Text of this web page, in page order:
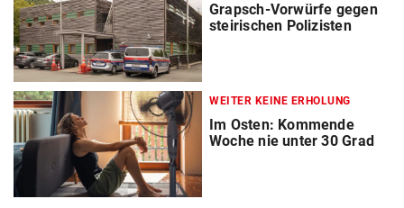
Grapsch-Vorwürfe gegen
steirischen Polizisten
WEITER KEINE ERHOLUNG
Im Osten: Kommende
Woche nie unter 30 Grad